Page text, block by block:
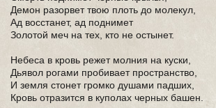
Демон разорвет твою плоть до молекул,
Ад восстанет, ад поднимет
Золотой меч на тех, кто не остынет.
Небеса в кровь режет молния на куски,
Дьявол рогами пробивает пространство,
И земля стонет громко душами падших,
Кровь отразится в куполах черных башен.